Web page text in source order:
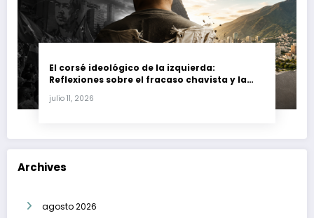
El corsé ideológico de la izquierda:
Reflexiones sobre el fracaso chavista y la
julio 11, 2026
Archives
agosto 2026